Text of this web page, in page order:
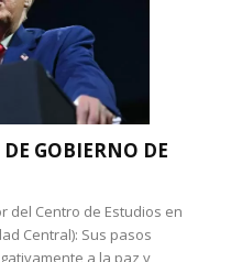
GOBIERNO DE
del Centro de Estudios en
Central): Sus pasos
a la paz y